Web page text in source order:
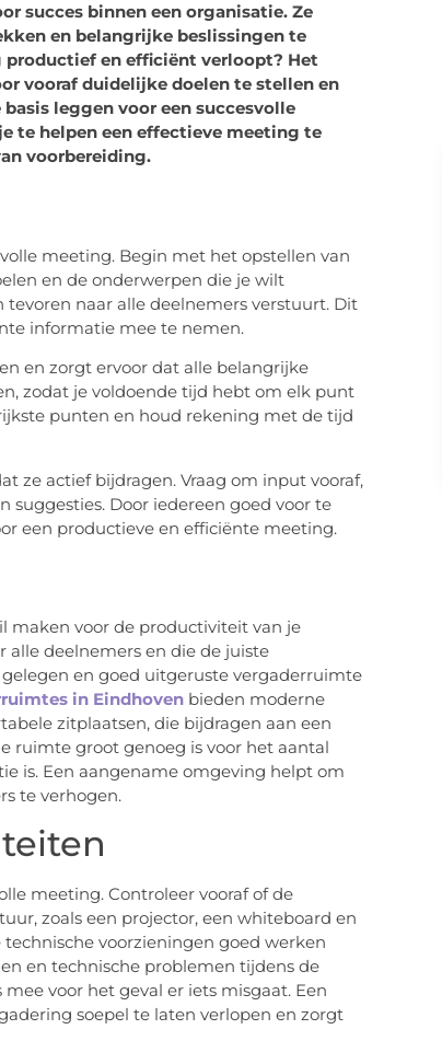
succes binnen een organisatie. Ze
en belangrijke beslissingen te
productief en efficiënt verloopt? Het
vooraf duidelijke doelen te stellen en
leggen voor een succesvolle
te helpen een effectieve meeting te
voorbereiding.
meeting. Begin met het opstellen van
en de onderwerpen die je wilt
naar alle deelnemers verstuurt. Dit
informatie mee te nemen.
en zorgt ervoor dat alle belangrijke
zodat je voldoende tijd hebt om elk punt
punten en houd rekening met de tijd
ze actief bijdragen. Vraag om input vooraf,
Door iedereen goed voor te
een productieve en efficiënte meeting.
maken voor de productiviteit van je
alle deelnemers en die de juiste
en goed uitgeruste vergaderruimte
in Eindhovenbieden moderne
zitplaatsen, die bijdragen aan een
ruimte groot genoeg is voor het aantal
is. Een aangename omgeving helpt om
te verhogen.
meeting. Controleer vooraf of de
zoals een projector, een whiteboard en
voorzieningen goed werken
en technische problemen tijdens de
voor het geval er iets misgaat. Een
soepel te laten verlopen en zorgt